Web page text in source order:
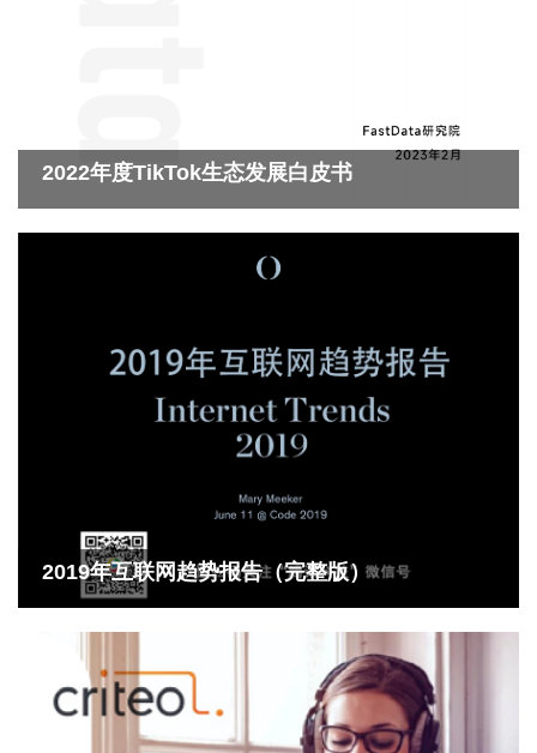
2022年度TikTok生态发展白皮书
2019年互联网趋势报告（完整版）